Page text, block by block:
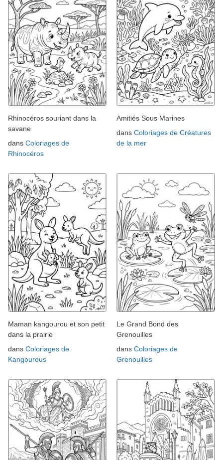
Rhinocéros souriant dans la
savane
dans Coloriages de
Rhinocéros
Amitiés Sous Marines
dans Coloriages de Créatures
de la mer
Maman kangourou et son petit
dans la prairie
dans Coloriages de
Kangourous
Le Grand Bond des
Grenouilles
dans Coloriages de
Grenouilles